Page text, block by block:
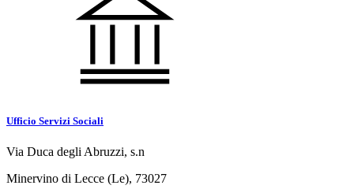
Ufficio Servizi Sociali
Via Duca degli Abruzzi, s.n
Minervino di Lecce (Le), 73027